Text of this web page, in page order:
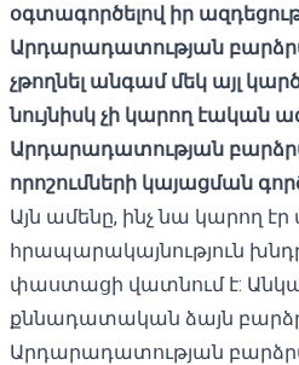
օգտագործելով իր
Արդարադատության
չթողնել անգամ մեկ այլ
նույնիսկ չի կարող էական
Արդարադատության
որոշումների կայացման
Այն ամենը, ինչ նա կարող
հրապարակայնություն
փաստացի վատնում է:
քննադատական ​​ձայն
Արդարադատության